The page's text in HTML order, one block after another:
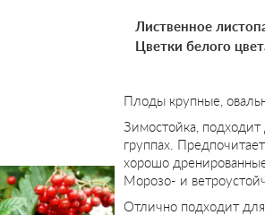
Лиственное
Цветки белого
Плоды крупные,
Зимостойка, подходит
группах.
хорошо
Морозо- и
Отлично подходит